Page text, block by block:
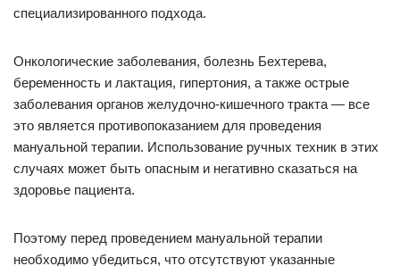
специализированного подхода.
Онкологические заболевания, болезнь Бехтерева,
беременность и лактация, гипертония, а также острые
заболевания органов желудочно-кишечного тракта — все
это является противопоказанием для проведения
мануальной терапии. Использование ручных техник в этих
случаях может быть опасным и негативно сказаться на
здоровье пациента.
Поэтому перед проведением мануальной терапии
необходимо убедиться, что отсутствуют указанные